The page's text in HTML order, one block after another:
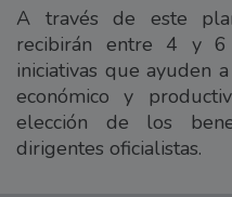
A través de este
recibirán entre 4 y
iniciativas que ayuden
económico y
elección de los
dirigentes oficialistas.